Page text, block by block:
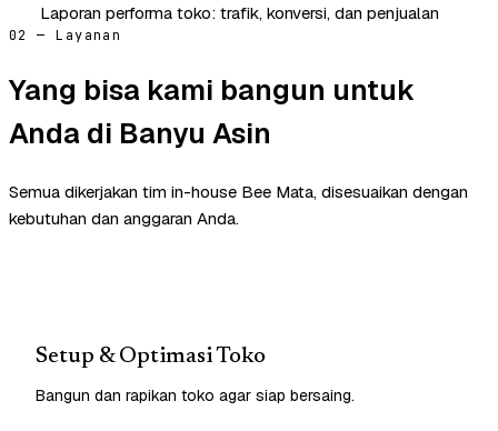
Laporan performa toko: trafik, konversi, dan penjualan
02 — Layanan
Yang bisa kami bangun untuk
Anda di Banyu Asin
Semua dikerjakan tim in-house Bee Mata, disesuaikan dengan
kebutuhan dan anggaran Anda.
Setup & Optimasi Toko
Bangun dan rapikan toko agar siap bersaing.